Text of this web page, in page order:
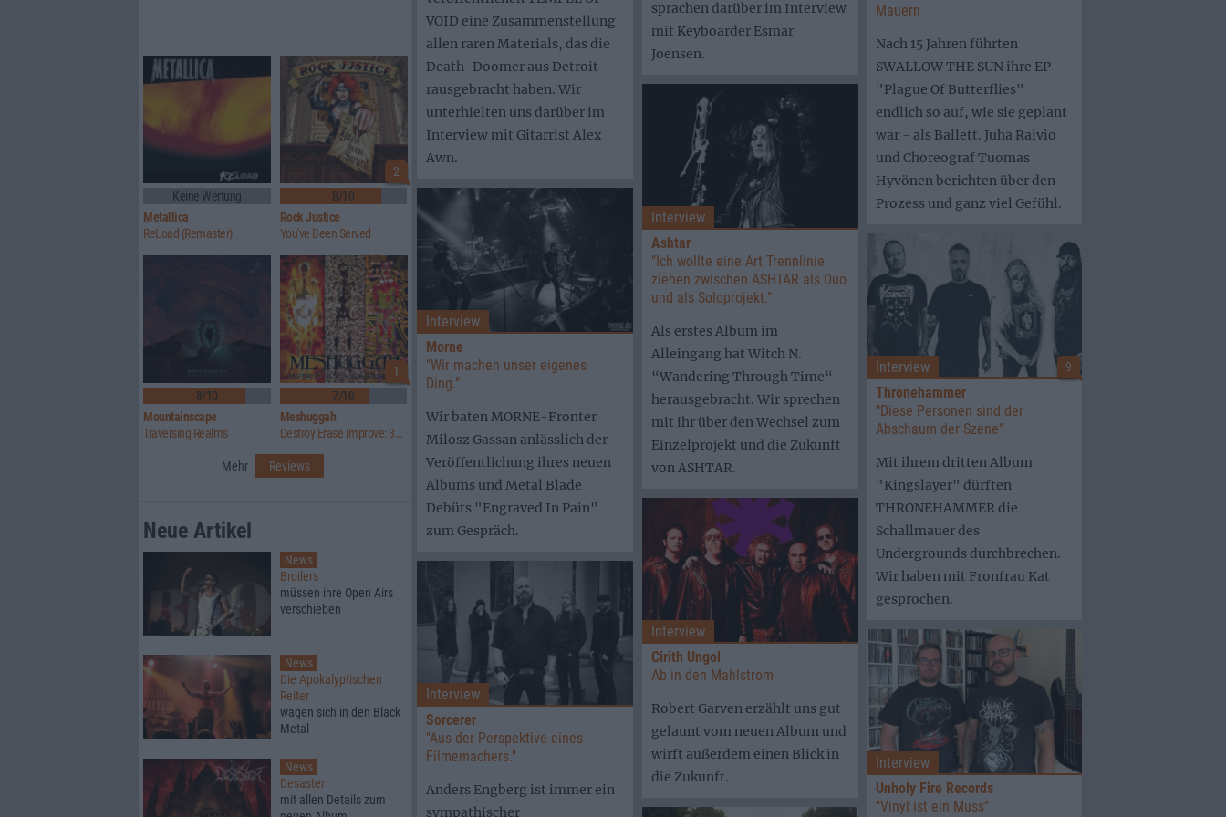
sprachen darüber im Interview
mit Keyboarder Esmar
Joensen.
VOID eine Zusammenstellung
allen raren Materials, das die
Death-Doomer aus Detroit
rausgebracht haben. Wir
unterhielten uns darüber im
Interview mit Gitarrist Alex
Awn.
Mauern
Nach 15 Jahren führten
SWALLOW THE SUN ihre EP
"Plague Of Butterflies"
endlich so auf, wie sie geplant
war - als Ballett. Juha Raivio
und Choreograf Tuomas
Hyvönen berichten über den
Prozess und ganz viel Gefühl.
Interview
Ashtar
"Ich wollte eine Art Trennlinie
ziehen zwischen ASHTAR als Duo
und als Soloprojekt."
Als erstes Album im
Alleingang hat Witch N.
“Wandering Through Time“
herausgebracht. Wir sprechen
mit ihr über den Wechsel zum
Einzelprojekt und die Zukunft
von ASHTAR.
Interview
Morne
"Wir machen unser eigenes
Ding."
Wir baten MORNE-Fronter
Milosz Gassan anlässlich der
Veröffentlichung ihres neuen
Albums und Metal Blade
Debüts "Engraved In Pain"
zum Gespräch.
Interview
Thronehammer
"Diese Personen sind der
Abschaum der Szene"
Mit ihrem dritten Album
"Kingslayer" dürften
THRONEHAMMER die
Schallmauer des
Undergrounds durchbrechen.
Wir haben mit Fronfrau Kat
gesprochen.
9
Interview
Cirith Ungol
Ab in den Mahlstrom
Robert Garven erzählt uns gut
gelaunt vom neuen Album und
wirft außerdem einen Blick in
die Zukunft.
Interview
Sorcerer
"Aus der Perspektive eines
Filmemachers."
Anders Engberg ist immer ein
sympathischer
Interview
Unholy Fire Records
"Vinyl ist ein Muss"
Keine Wertung
Metallica
ReLoad (Remaster)
2
8/10
Rock Justice
You've Been Served
8/10
Mountainscape
Traversing Realms
1
7/10
Meshuggah
Destroy Erase Improve: 30th Anniversary Edition
Mehr Reviews
Neue Artikel
News
Broilers
müssen ihre Open Airs
verschieben
News
Die Apokalyptischen
Reiter
wagen sich in den Black
Metal
News
Desaster
mit allen Details zum